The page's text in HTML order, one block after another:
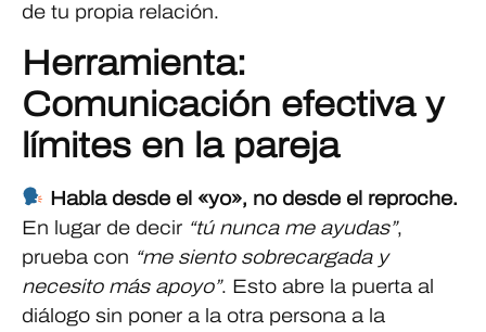
de tu propia relación.
Herramienta:
Comunicación efectiva y
límites en la pareja
Habla desde el «yo», no desde el reproche.
En lugar de decir “tú nunca me ayudas”,
prueba con “me siento sobrecargada y
necesito más apoyo”. Esto abre la puerta al
diálogo sin poner a la otra persona a la